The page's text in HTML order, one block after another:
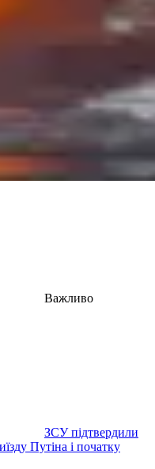
Важливо
ЗСУ підтвердили
Путіна і початку